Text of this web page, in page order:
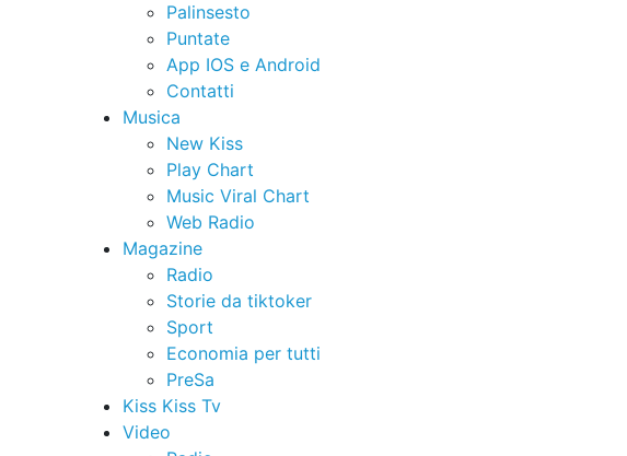
Palinsesto
Puntate
App IOS e Android
Contatti
Musica
New Kiss
Play Chart
Music Viral Chart
Web Radio
Magazine
Radio
Storie da tiktoker
Sport
Economia per tutti
PreSa
Kiss Kiss Tv
Video